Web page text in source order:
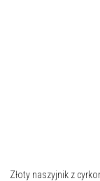
Złoty naszyjnik z